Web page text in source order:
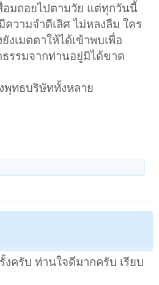
อมถอยไปตามวัย แต่ทุกวันนี้
วามจำดีเลิศ ไม่หลงลืม ใคร
เมตตาให้ได้เข้าพบเพื่อ
รรมจากท่านอยู่มิได้ขาด
พุทธบริษัททั้งหลาย
งครับ ท่านใจดีมากครับ เรียบ